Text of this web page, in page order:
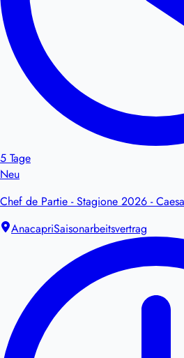
5 Tage
Neu
Chef de Partie - Stagione 2026 -
AnacapriSaisonarbeitsvertrag